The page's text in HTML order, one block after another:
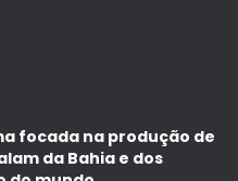
focada na produção de
da Bahia e dos